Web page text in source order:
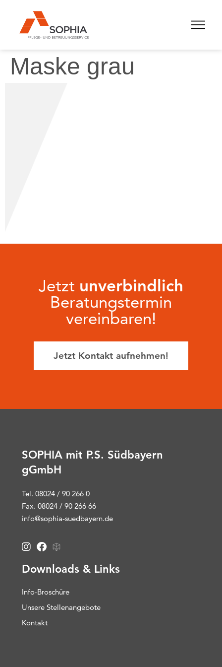
Maske grau
Jetzt unverbindlich
Beratungstermin
vereinbaren!
Jetzt Kontakt aufnehmen!
SOPHIA mit P.S. Südbayern
gGmbH
Tel. 08024 / 90 266 0
Fax. 08024 / 90 266 66
info@sophia-suedbayern.de
Downloads & Links
Info-Broschüre
Unsere Stellenangebote
Kontakt